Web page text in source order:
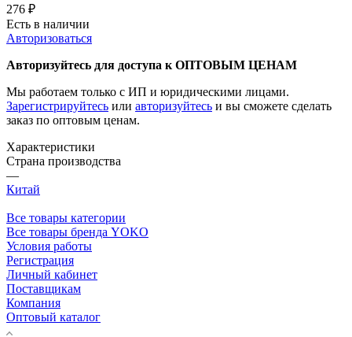
276 ₽
Есть в наличии
Авторизоваться
Авторизуйтесь для доступа к ОПТОВЫМ ЦЕНАМ
Мы работаем только с ИП и юридическими лицами.
Зарегистрируйтесь или авторизуйтесь и вы сможете сделать
заказ по оптовым ценам.
Характеристики
Страна производства
—
Китай
Все товары категории
Все товары бренда YOKO
Условия работы
Регистрация
Личный кабинет
Поставщикам
Компания
Оптовый каталог